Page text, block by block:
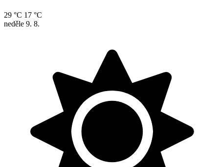
29 °C 17 °C
neděle 9. 8.